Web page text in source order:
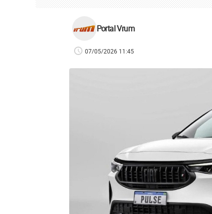
Portal Vrum
07/05/2026 11:45